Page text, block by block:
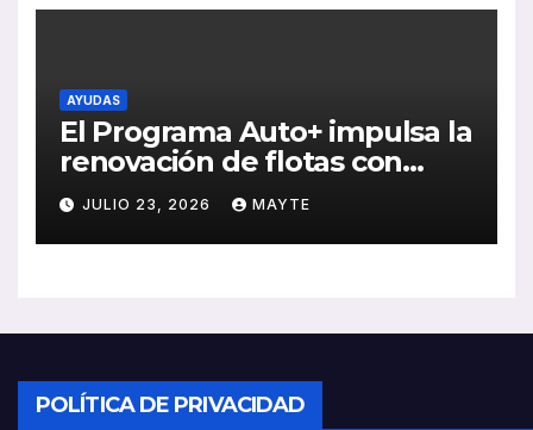
AYUDAS
El Programa Auto+ impulsa la
renovación de flotas con
ayudas a vehículos eléctricos
ligeros
JULIO 23, 2026 MAYTE
POLÍTICA DE PRIVACIDAD